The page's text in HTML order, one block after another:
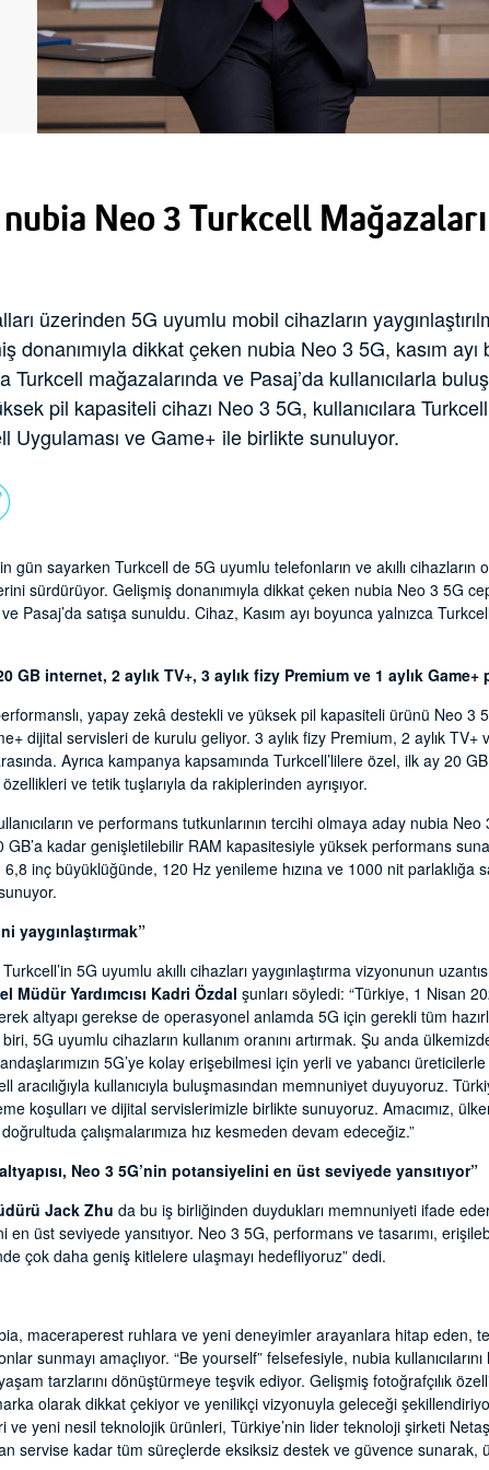
Neo 3 Turkcell
üzerinden 5G uyumlu mobil cihazların
donanımıyla dikkat çeken nubia Neo 3 5G, kasım
Turkcell mağazalarında ve Pasaj’da kullanıcılarla
pil kapasiteli cihazı Neo 3 5G, kullanıcılara
Uygulaması ve Game+ ile birlikte sunuluyor.
gün sayarken Turkcell de 5G uyumlu telefonların ve akıllı cihazların
sürdürüyor. Gelişmiş donanımıyla dikkat çeken nubia Neo 3 5G
Pasaj’da satışa sunuldu. Cihaz, Kasım ayı boyunca yalnızca
GB internet, 2 aylık TV+, 3 aylık fizy Premium ve 1 aylık
yapay zekâ destekli ve yüksek pil kapasiteli ürünü Neo 3
dijital servisleri de kurulu geliyor. 3 aylık fizy Premium, 2 aylık TV+
Ayrıca kampanya kapsamında Turkcell’lilere özel, ilk ay 20
ve tetik tuşlarıyla da rakiplerinden ayrışıyor.
ve performans tutkunlarının tercihi olmaya aday nubia
GB’a kadar genişletilebilir RAM kapasitesiyle yüksek performans
6,8 inç büyüklüğünde, 120 Hz yenileme hızına ve 1000 nit parlaklığa
yaygınlaştırmak”
5G uyumlu akıllı cihazları yaygınlaştırma vizyonunun
Müdür Yardımcısı Kadri Özdal şunları söyledi: “Türkiye, 1 Nisan
altyapı gerekse de operasyonel anlamda 5G için gerekli tüm
5G uyumlu cihazların kullanım oranını artırmak. Şu anda
5G’ye kolay erişebilmesi için yerli ve yabancı
aracılığıyla kullanıcıyla buluşmasından memnuniyet duyuyoruz.
koşulları ve dijital servislerimizle birlikte sunuyoruz. Amacımız,
çalışmalarımıza hız kesmeden devam edeceğiz.”
Neo 3 5G’nin potansiyelini en üst seviyede yansıtıyor”
Jack Zhu da bu iş birliğinden duydukları memnuniyeti ifade
en üst seviyede yansıtıyor. Neo 3 5G, performans ve tasarımı,
çok daha geniş kitlelere ulaşmayı hedefliyoruz” dedi.
maceraperest ruhlara ve yeni deneyimler arayanlara hitap eden,
sunmayı amaçlıyor. “Be yourself” felsefesiyle, nubia
tarzlarını dönüştürmeye teşvik ediyor. Gelişmiş fotoğrafçılık
olarak dikkat çekiyor ve yenilikçi vizyonuyla geleceği
ve yeni nesil teknolojik ürünleri, Türkiye’nin lider teknoloji şirketi
servise kadar tüm süreçlerde eksiksiz destek ve güvence sunarak,